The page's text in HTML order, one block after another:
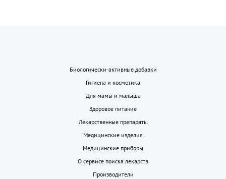
Биологически-активные добавки
Гигиена и косметика
Для мамы и малыша
Здоровое питание
Лекарственные препараты
Медицинские изделия
Медицинские приборы
О сервисе поиска лекарств
Производители